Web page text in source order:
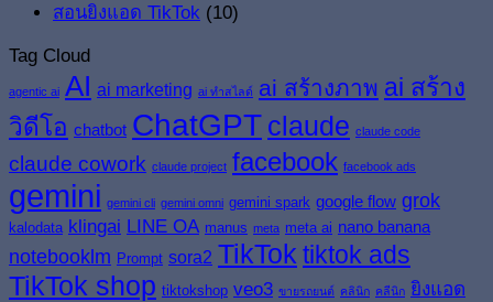
สอนยิงแอด TikTok (10)
Tag Cloud
agentic ai AI ai marketing ai ทำสไลด์ ai สร้างภาพ ai สร้าง
วิดีโอ chatbot ChatGPT claude claude code
claude cowork claude project facebook facebook ads
gemini gemini cli gemini omni gemini spark google flow grok
kalodata klingai LINE OA manus meta meta ai nano banana
notebooklm Prompt sora2 TikTok tiktok ads
TikTok shop tiktokshop veo3 ขายรถยนต์ คลินิก คลีนิก ยิงแอด